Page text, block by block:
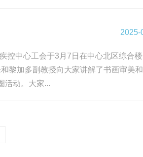
2025-
控中心工会于3月7日在中心北区综合
黎加多副教授向大家讲解了书画审美
活动。大家...